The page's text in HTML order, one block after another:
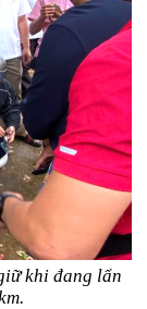
khi đang lẩn